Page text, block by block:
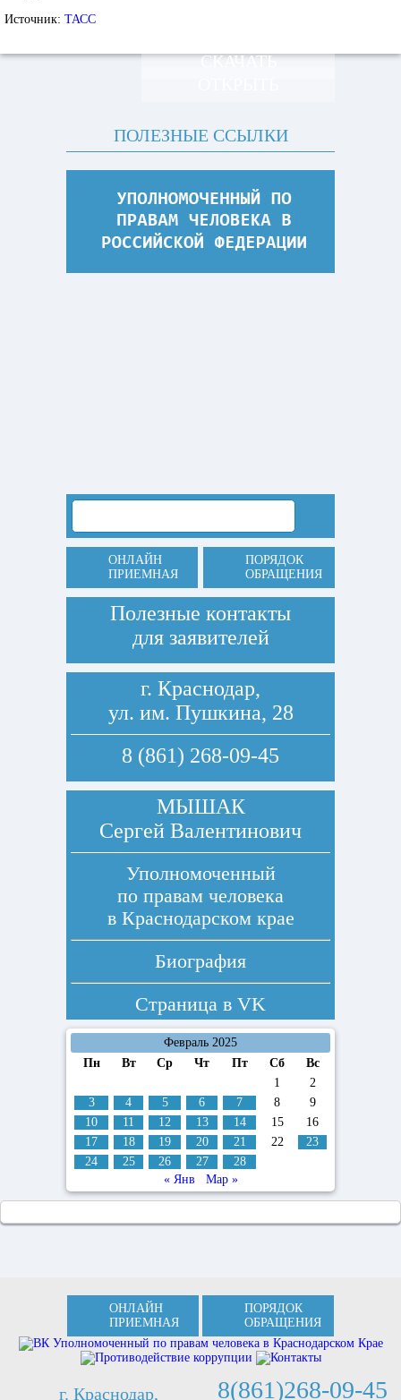
Источник: ТАСС
СКАЧАТЬ
ПОЛЕЗНЫЕ ССЫЛКИ
ОНЛАЙН
ПРИЕМНАЯ
ПОРЯДОК
ОБРАЩЕНИЯ
Полезные контакты
для заявителей
г. Краснодар,
ул. им. Пушкина, 28
8 (861) 268-09-45
МЫШАК
Сергей Валентинович
Уполномоченный
по правам человека
в Краснодарском крае
Биография
Страница в VK
Февраль 2025
Пн
Вт Ср Чт Пт Сб
Вс
1
2
3
4 5 6 7 8
9
10
11 12 13 14 15
16
17
18 19 20 21 22
23
24
25 26 27
28
« Янв
Мар »
ОНЛАЙН
ПРИЕМНАЯ
ПОРЯДОК
ОБРАЩЕНИЯ
г. Краснодар, 8(861)268-09-45